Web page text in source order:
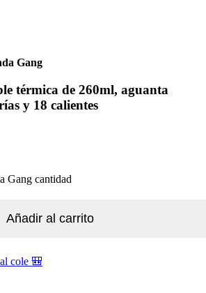
Gang
térmica de 260ml, aguanta
y 18 calientes
Gang cantidad
Añadir al carrito
cole 🎒​